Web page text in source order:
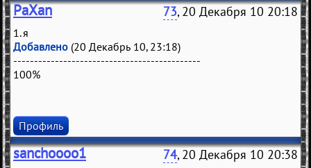
PaXan 73, 20 Декабря 10 20:18
1. я
Добавлено (20 Декабрь 10, 23:18)
---------------------------------------------
100%
Профиль
sanchoooo1 74, 20 Декабря 10 20:38